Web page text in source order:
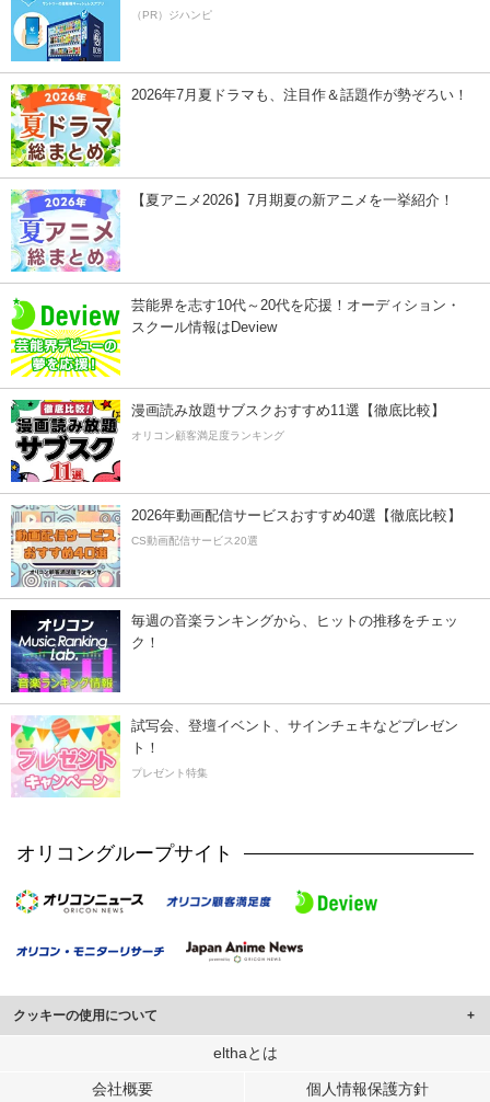
（PR）ジハンピ
2026年7月夏ドラマも、注目作＆話題作が勢ぞろい！
【夏アニメ2026】7月期夏の新アニメを一挙紹介！
芸能界を志す10代～20代を応援！オーディション・
スクール情報はDeview
漫画読み放題サブスクおすすめ11選【徹底比較】
オリコン顧客満足度ランキング
2026年動画配信サービスおすすめ40選【徹底比較】
CS動画配信サービス20選
毎週の音楽ランキングから、ヒットの推移をチェッ
ク！
試写会、登壇イベント、サインチェキなどプレゼン
ト！
プレゼント特集
オリコングループサイト
クッキーの使用について
このサイトでは Cookie を使用して、ユーザーに合わせたコンテンツや広告の
行っています。
elthaとは
会社概要 個人情報保護方針